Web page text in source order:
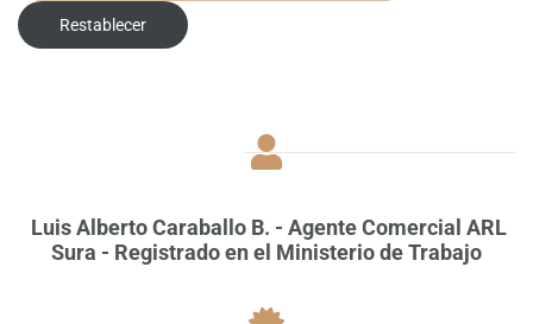
Luis Alberto Caraballo B. - Agente Comercial ARL
Sura - Registrado en el Ministerio de Trabajo